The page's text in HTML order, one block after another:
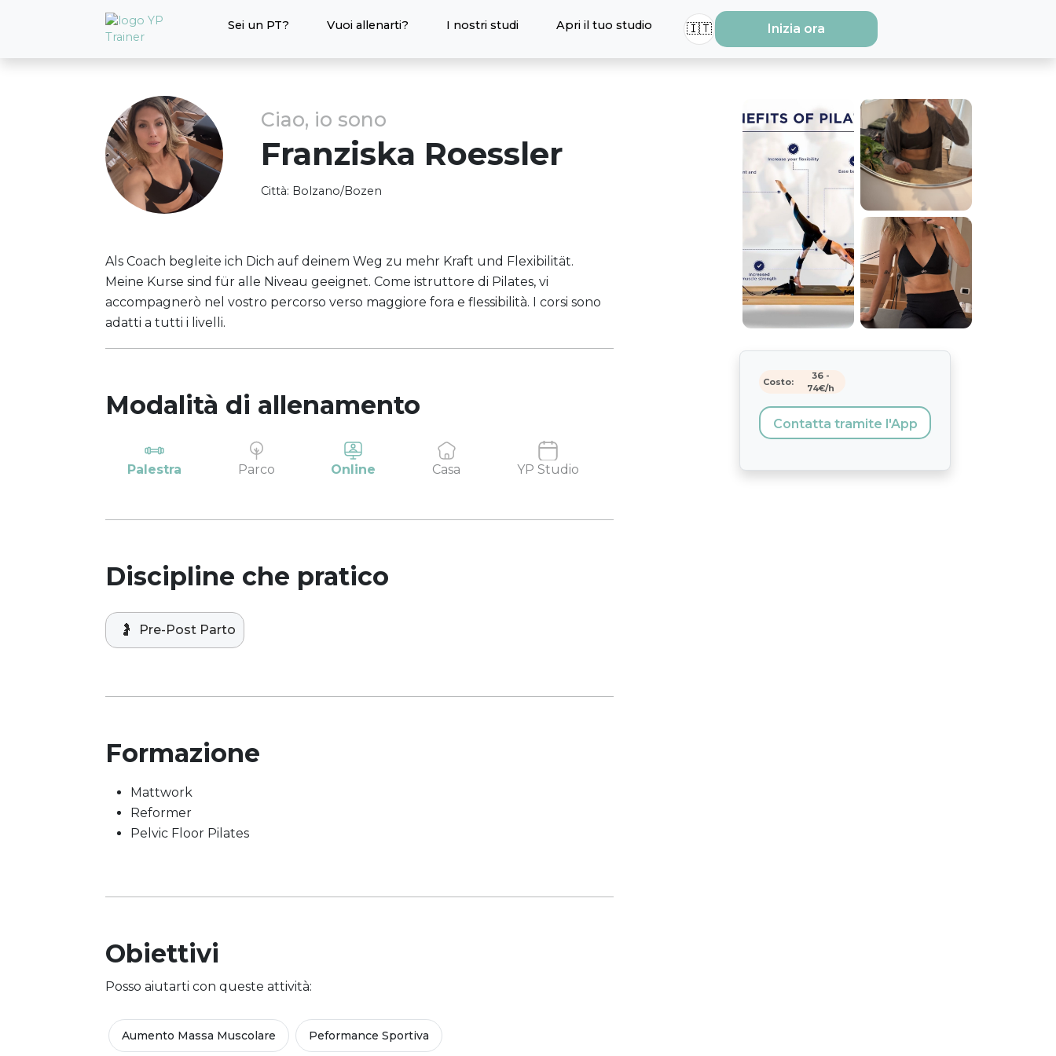
Sei un PT? Vuoi allenarti? I nostri studi Apri il tuo studio 🇮🇹 Inizia ora
Ciao, io sono
Franziska Roessler
Città: Bolzano/Bozen
Als Coach begleite ich Dich auf deinem Weg zu mehr Kraft und Flexibilität.
Meine Kurse sind für alle Niveau geeignet. Come istruttore di Pilates, vi
accompagnerò nel vostro percorso verso maggiore fora e flessibilità. I corsi sono
adatti a tutti i livelli.
Modalità di allenamento
Palestra Parco Online Casa YP Studio
Discipline che pratico
🤰 Pre-Post Parto
Formazione
Mattwork
Reformer
Pelvic Floor Pilates
Obiettivi
Posso aiutarti con queste attività:
Aumento Massa Muscolare Peformance Sportiva
Costo:
36-
74€/h
Contatta tramite l'App